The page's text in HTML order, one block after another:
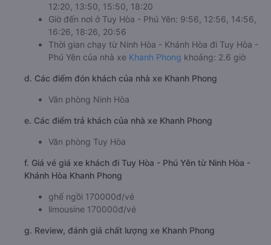
12:20, 13:50, 15:50, 18:20
Giờ đến nơi ở Tuy Hòa - Phú Yên: 9:56, 12:56, 14:56,
16:26, 18:26, 20:56
Thời gian chạy từ Ninh Hòa - Khánh Hòa đi Tuy Hòa -
Phú Yên của nhà xe Khanh Phong khoảng: 2.6 giờ
d. Các điểm đón khách của nhà xe Khanh Phong
Văn phòng Ninh Hòa
e. Các điểm trả khách của nhà xe Khanh Phong
Văn phòng Tuy Hòa
f. Giá vé giá xe khách đi Tuy Hòa - Phú Yên từ Ninh Hòa -
Khánh Hòa Khanh Phong
ghế ngồi 170000đ/vé
limousine 170000đ/vé
g. Review, đánh giá chất lượng xe Khanh Phong